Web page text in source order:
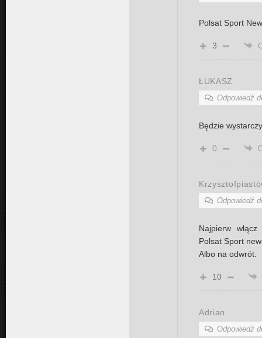
Polsat Sport
3
ŁUKASZ
Odpowiedź
Będzie
0
Odpowiedź
Najpierw
Polsat Sport
Albo na odwrót.
10
Adrian
Odpowiedź